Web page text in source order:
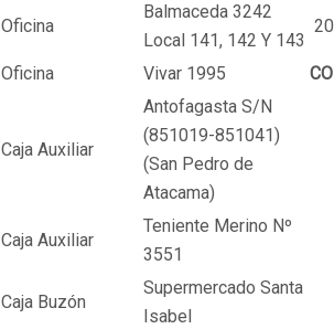
Oficina
Balmaceda 3242
Local 141, 142 Y 143
Oficina Vivar 1995
Caja Auxiliar
Antofagasta S/N
(851019-851041)
(San Pedro de
Atacama)
Caja Auxiliar
Teniente Merino Nº
3551
Caja Buzón
Supermercado Santa
Isabel